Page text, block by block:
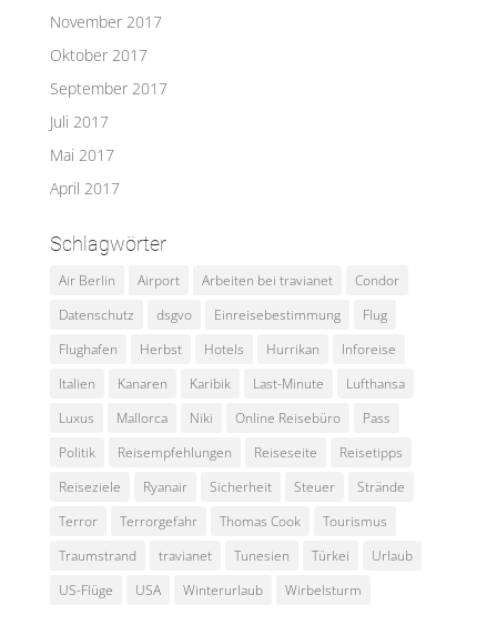
November 2017
Oktober 2017
September 2017
Juli 2017
Mai 2017
April 2017
Schlagwörter
Air Berlin Airport Arbeiten bei travianet
Condor
Datenschutz
dsgvo Einreisebestimmung
Flug
Flughafen
Herbst Hotels Hurrikan
Inforeise
Italien
Kanaren Karibik Last-Minute
Lufthansa
Luxus
Mallorca Niki Online Reisebüro
Pass
Politik
Reisempfehlungen Reiseseite
Reisetipps
Reiseziele
Ryanair Sicherheit Steuer
Strände
Terror
Terrorgefahr Thomas Cook
Tourismus
Traumstrand
travianet Tunesien Türkei
Urlaub
US-Flüge
USA Winterurlaub Wirbelsturm